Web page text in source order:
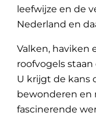
leefwijze en de
Nederland en
Valken, haviken
roofvogels
U krijgt de kans
bewonderen en
fascinerende